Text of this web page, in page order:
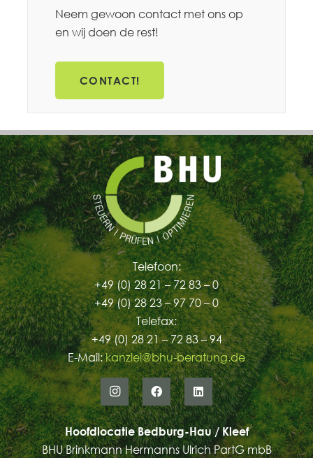
Neem gewoon contact met ons op
en wij doen de rest!
CONTACT!
Telefoon:
+49 (0) 28 21 – 72 83 – 0
+49 (0) 28 23 – 97 70 – 0
Telefax:
+49 (0) 28 21 – 72 83 – 94
E-Mail:kanzlei@bhu-beratung.de
Hoofdlocatie Bedburg-Hau / Kleef
BHU Brinkmann Hermanns Ulrich PartG mbB